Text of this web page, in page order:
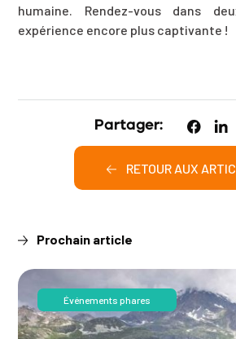
humaine. Rendez-vous dans
expérience encore plus captivante !
Partager:
RETOUR AUX
Prochain article
Événements phares